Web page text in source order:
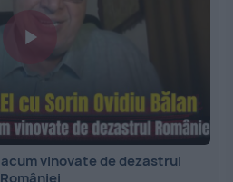
vinovate de dezastrul
României